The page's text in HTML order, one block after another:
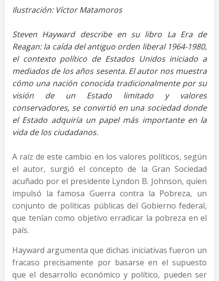
Ilustración: Víctor Matamoros
Steven Hayward describe en su libro La Era de
Reagan: la caída del antiguo orden liberal 1964-1980,
el contexto político de Estados Unidos iniciado a
mediados de los años sesenta. El autor nos muestra
cómo una nación conocida tradicionalmente por su
visión de un Estado limitado y valores
conservadores, se convirtió en una sociedad donde
el Estado adquiría un papel más importante en la
vida de los ciudadanos.
A raíz de este cambio en los valores políticos, según
el autor, surgió el concepto de la Gran Sociedad
acuñado por el presidente Lyndon B. Johnson, quien
impulsó la famosa Guerra contra la Pobreza, un
conjunto de políticas públicas del Gobierno federal,
que tenían como objetivo erradicar la pobreza en el
país.
Hayward argumenta que dichas iniciativas fueron un
fracaso precisamente por basarse en el supuesto
que el desarrollo económico y político, pueden ser